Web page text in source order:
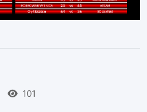
101